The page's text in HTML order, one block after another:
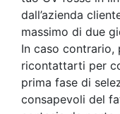
dall’azienda
massimo di due
In caso contrario,
ricontattarti per
prima fase di
consapevoli del